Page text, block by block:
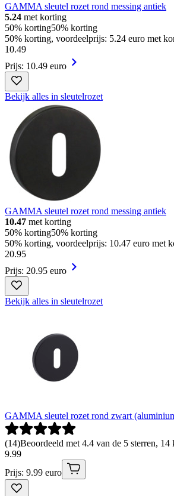
GAMMA sleutel rozet rond messing antiek
5.24 met korting
50% korting50% korting
50% korting, voordeelprijs: 5.24 euro met
10.49
Prijs: 10.49 euro
Bekijk alles in sleutelrozet
GAMMA sleutel rozet rond messing antiek
10.47 met korting
50% korting50% korting
50% korting, voordeelprijs: 10.47 euro met
20.95
Prijs: 20.95 euro
Bekijk alles in sleutelrozet
GAMMA sleutel rozet rond zwart
(14)Beoordeeld met 4.4 van de 5 sterren, 14
9.99
Prijs: 9.99 euro